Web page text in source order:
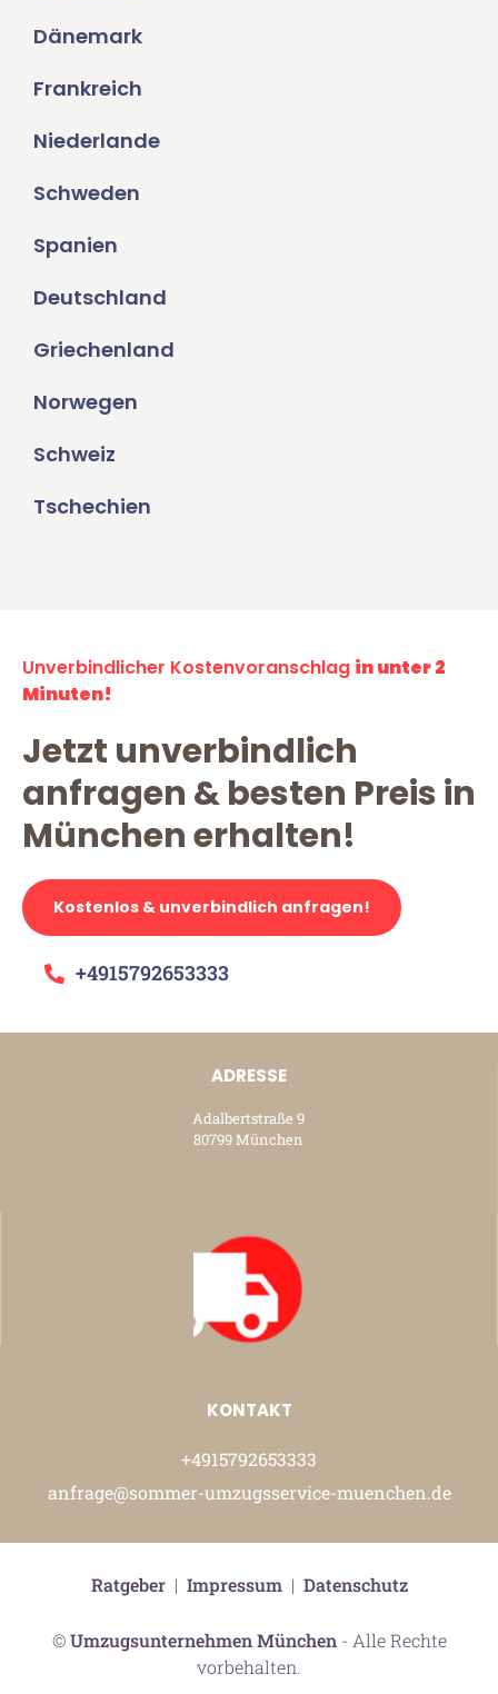
Dänemark
Frankreich
Niederlande
Schweden
Spanien
Deutschland
Griechenland
Norwegen
Schweiz
Tschechien
Unverbindlicher Kostenvoranschlag in unter 2
Minuten!
Jetzt unverbindlich
anfragen & besten Preis in
München erhalten!
Kostenlos & unverbindlich anfragen!
+4915792653333
ADRESSE
Adalbertstraße 9
80799 München
KONTAKT
+4915792653333
anfrage@sommer-umzugsservice-muenchen.de
©Umzugsunternehmen München- Alle Rechte
vorbehalten.
Ratgeber| Impressum| Datenschutz